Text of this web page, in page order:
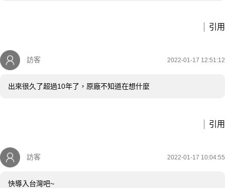
引用
訪客 2022-01-17 12:51:12
出來很久了超過10年了，原廠不知道在想什麼
引用
訪客 2022-01-17 10:04:55
快導入台灣吧~